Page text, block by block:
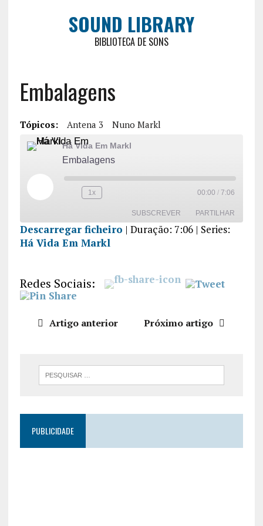
SOUND LIBRARY
BIBLIOTECA DE SONS
Embalagens
Tópicos: Antena 3 Nuno Markl
Há Vida Em Markl
Embalagens
1x 00:00 / 7:06
SUBSCREVER PARTILHAR
PARTILHA
INCORPO
RAR
Descarregar ficheiro | Duração: 7:06| Series:
Há Vida Em Markl
Redes Sociais:
Artigo anterior Próximo artigo
PUBLICIDADE